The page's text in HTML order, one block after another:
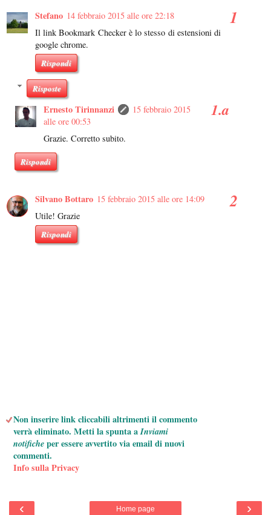
Stefano 14 febbraio 2015 alle ore 22:18
Il link Bookmark Checker è lo stesso di estensioni di
google chrome.
Rispondi
Risposte
Ernesto Tirinnanzi
15 febbraio 2015
alle ore 00:53
Grazie. Corretto subito.
Rispondi
Silvano Bottaro 15 febbraio 2015 alle ore 14:09
Utile! Grazie
Rispondi
Non inserire link cliccabili altrimenti il commento
verrà eliminato. Metti la spunta aInviami
notificheper essere avvertito via email di nuovi
commenti.
Info sulla Privacy
‹ ›
Home page